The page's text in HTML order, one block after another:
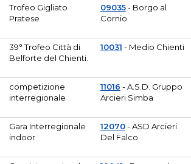
Trofeo Gigliato
Pratese
09035- Borgo al
Cornio
39° Trofeo Città di
Belforte del Chienti.
10031 - Medio Chienti
competizione
interregionale
11016 - A.S.D. Gruppo
Arcieri Simba
Gara Interregionale
indoor
12070- ASD Arcieri
Del Falco